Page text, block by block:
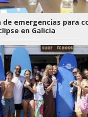
de emergencias para
en Galicia